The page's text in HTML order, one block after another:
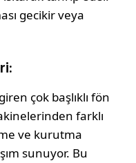
gecikir veya
çok başlıklı fön
farklı
ve kurutma
sunuyor. Bu